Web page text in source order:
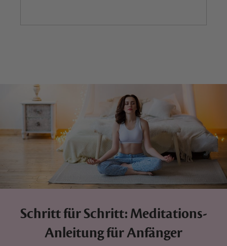
Schritt für Schritt: Meditations-
Anleitung für Anfänger